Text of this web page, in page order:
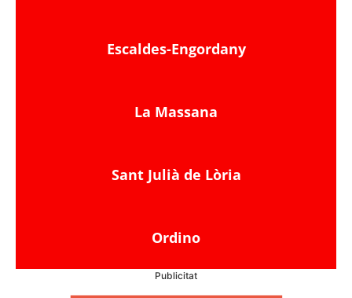
Escaldes-Engordany
La Massana
Sant Julià de Lòria
Ordino
Publicitat